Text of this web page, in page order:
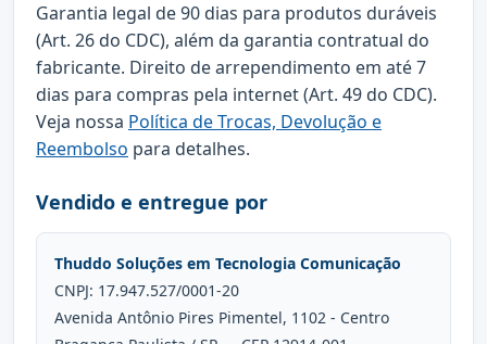
Garantia legal de 90 dias para produtos duráveis
(Art. 26 do CDC), além da garantia contratual do
fabricante. Direito de arrependimento em até 7
dias para compras pela internet (Art. 49 do CDC).
Veja nossa Política de Trocas, Devolução e
Reembolso para detalhes.
Vendido e entregue por
Thuddo Soluções em Tecnologia Comunicação
CNPJ: 17.947.527/0001-20
Avenida Antônio Pires Pimentel, 1102 - Centro